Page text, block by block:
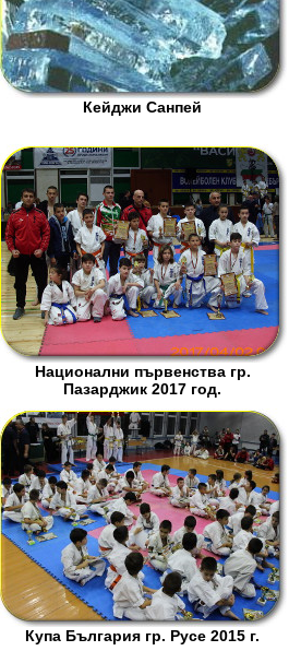
Кейджи Санпей
Национални първенства гр.
Пазарджик 2017 год.
Купа България гр. Русе 2015 г.